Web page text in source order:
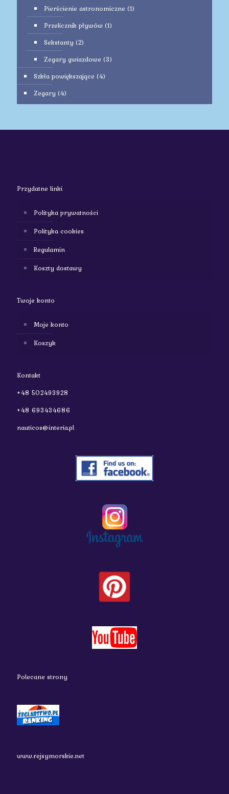
Pierścienie astronomiczne (1)
Przelicznik pływów (1)
Sekstanty (2)
Zegary gwiazdowe (3)
Szkła powiększające (4)
Zegary (4)
Przydatne linki
Polityka prywatności
Polityka cookies
Regulamin
Koszty dostawy
Twoje konto
Moje konto
Koszyk
Kontakt
+48 502493928
+48 693434686
nauticos@interia.pl
Polecane strony
www.rejsymorskie.net